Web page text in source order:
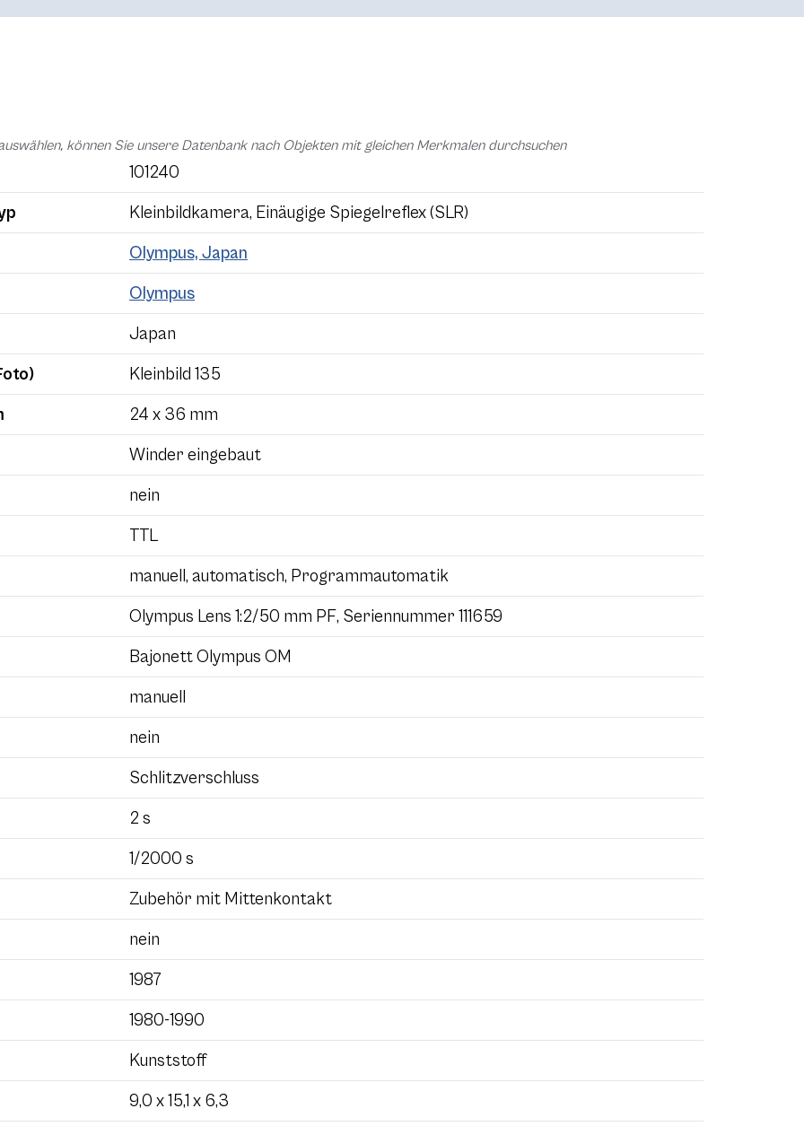
können Sie unsere Datenbank nach Objekten mit gleichen Merkmalen durchsuchen
101240
Kleinbildkamera, Einäugige Spiegelreflex (SLR)
Olympus, Japan
Olympus
Japan
Kleinbild 135
24 x 36 mm
Winder eingebaut
nein
TTL
manuell, automatisch, Programmautomatik
Olympus Lens 1:2/50 mm PF, Seriennummer 111659
Bajonett Olympus OM
manuell
nein
Schlitzverschluss
2 s
1/2000 s
Zubehör mit Mittenkontakt
nein
1987
1980-1990
Kunststoff
9,0 x 15,1 x 6,3